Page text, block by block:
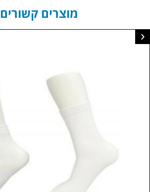
מוצרים קשורים